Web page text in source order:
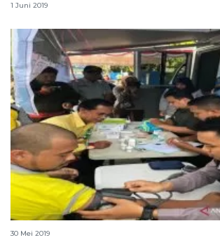
1 Juni 2019
Sopir angkutan mudik di
30 Mei 2019